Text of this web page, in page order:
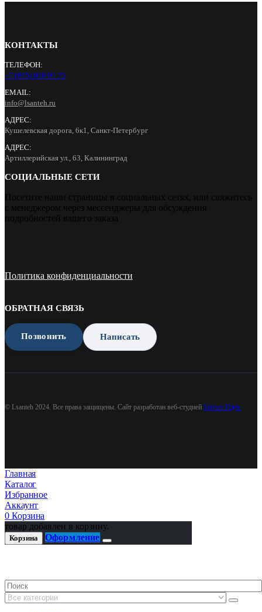
КОНТАКТЫ
ТЕЛЕФОН:
+7 (965) 000 90 55
EMAIL:
info@lsanteh.ru
АДРЕС:
Кушелевская дорога, 6к1, Санкт-Петербург
АДРЕС:
Артиллерийская ул., 63, Калининград
СОЦИАЛЬНЫЕ СЕТИ
Посетите наши страницы в социальных сетях, или свяжитесь
с менеджером через мессенджеры для обсуждения
подробностей вашего заказа
Политика конфиденциальности
ОБРАТНАЯ СВЯЗЬ
Позвонить Написать
© Lsanteh 2024. Все права защищены. Сайт разработан веб-студией Бизнес Идея
Главная
Каталог
Избранное
Аккаунт
0 Корзина
товар добавлен в корзину.
Корзина Оформление